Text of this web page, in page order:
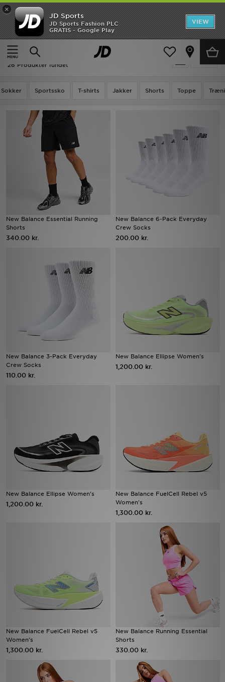
×
JD Sports
JD Sports Fashion PLC
GRATIS - Google Play
VIEW
Hjem
New Balance Løb
New Balance Løb
26 Produkter fundet
Sokker Sportssko T-shirts Jakker Shorts Toppe
New Balance Essential Running
Shorts
340.00 kr.
New Balance 6-Pack Everyday
Crew Socks
200.00 kr.
New Balance 3-Pack Everyday
Crew Socks
110.00 kr.
New Balance Ellipse Women's
1,200.00 kr.
New Balance Ellipse Women's
1,200.00 kr.
New Balance FuelCell Rebel v5
Women's
1,300.00 kr.
New Balance FuelCell Rebel v5
Women's
1,300.00 kr.
New Balance Running Essential
Shorts
330.00 kr.
Hjem
Udsalg
Nyheder
Damer
Børn
Bestsellers
Sport
Hjælp & information